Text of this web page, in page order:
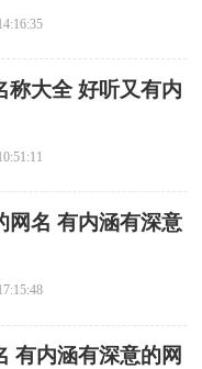
称大全 好听又有内
网名 有内涵有深意
有内涵有深意的网